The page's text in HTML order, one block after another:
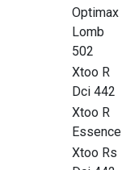
Optimax
Lomb
502
Xtoo R
Dci 442
Xtoo R
Essence
Xtoo Rs